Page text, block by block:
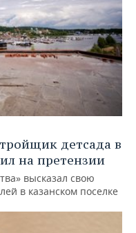
детсада в
на претензии
высказал свою
в казанском поселке